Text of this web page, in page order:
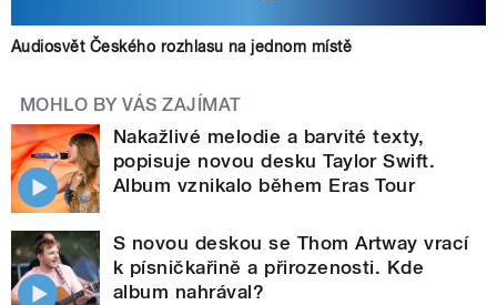
Audiosvět Českého rozhlasu na jednom místě
MOHLO BY VÁS ZAJÍMAT
Nakažlivé melodie a barvité texty,
popisuje novou desku Taylor Swift.
Album vznikalo během Eras Tour
S novou deskou se Thom Artway vrací
k písničkařině a přirozenosti. Kde
album nahrával?